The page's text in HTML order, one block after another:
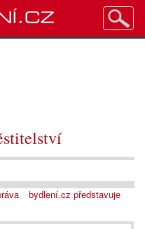
bydlení.cz představuje